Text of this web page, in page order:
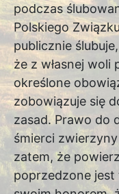
podczas
Polskiego
publicznie
że z własnej woli
określone
zobowiązuje się
zasad. Prawo do
śmierci
zatem, że
poprzedzone